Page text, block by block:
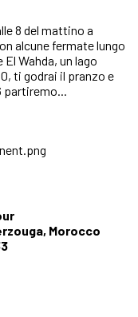
8 del mattino a
alcune fermate lungo
Wahda, un lago
ti godrai il pranzo e
partiremo...
Morocco